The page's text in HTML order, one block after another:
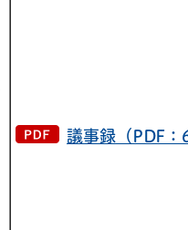
議事録（PDF：